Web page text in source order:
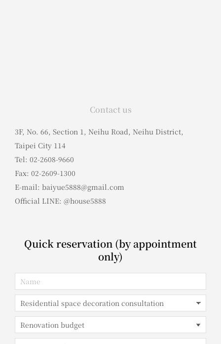
Contact us
3F, No. 66, Section 1, Neihu Road, Neihu District,
Taipei City 114
Tel: 02-2608-9660
Fax: 02-2609-1300
E-mail: baiyue5888@gmail.com
Official LINE: @house5888
Quick reservation (by appointment
only)